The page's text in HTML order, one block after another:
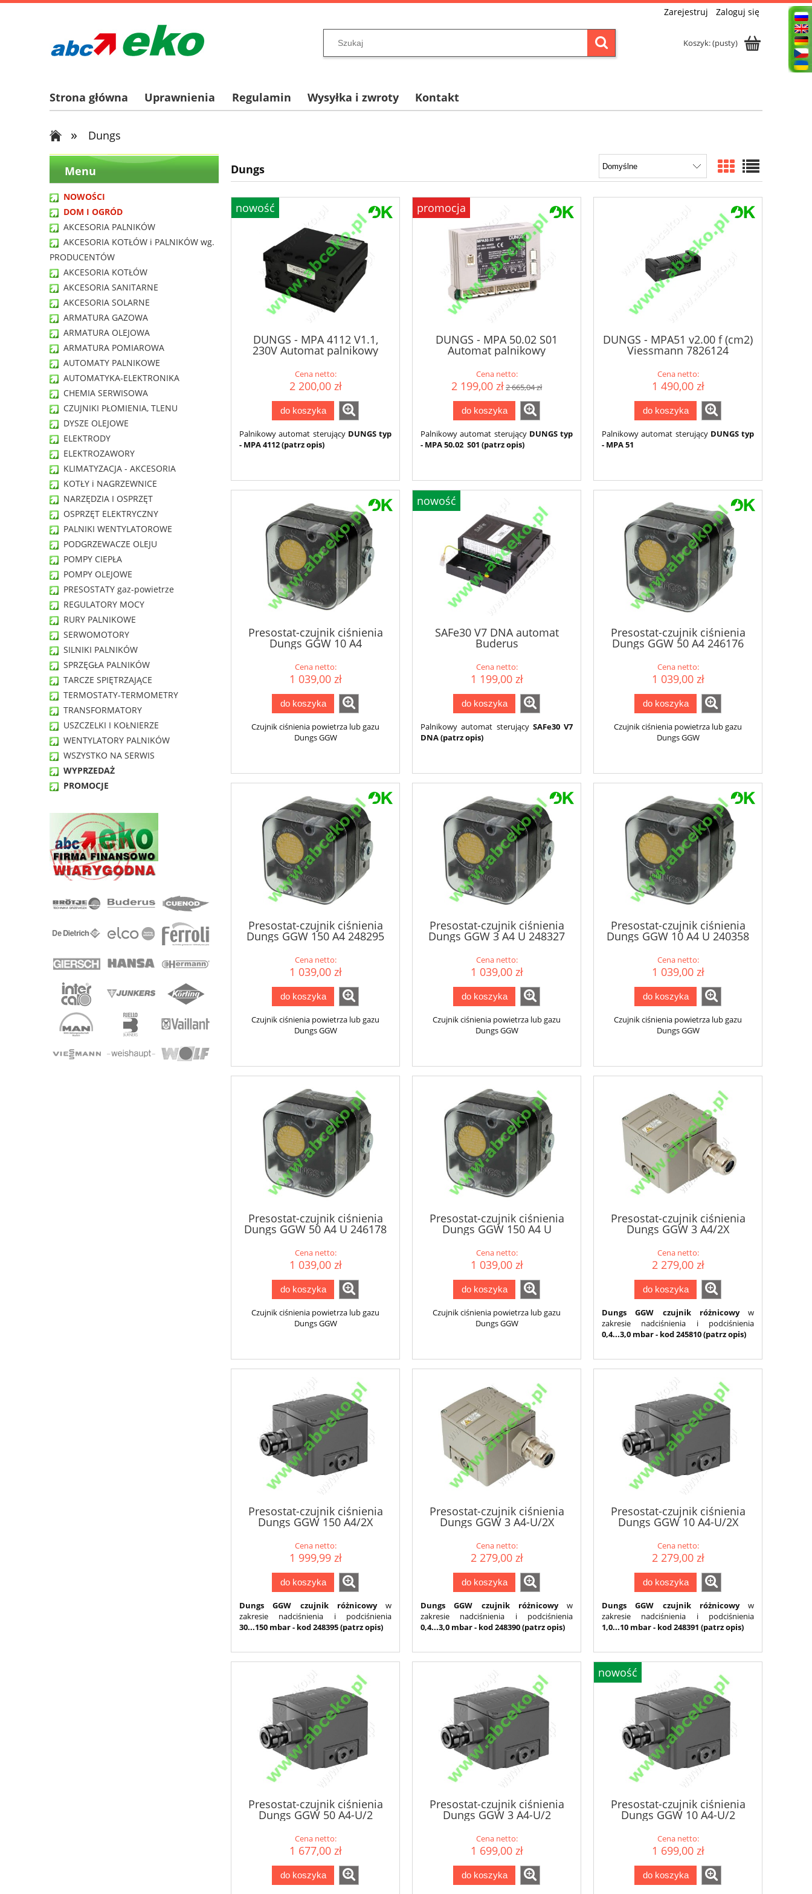
Zarejestruj Zaloguj się
Koszyk:(pusty)
Strona główna Uprawnienia Regulamin Wysyłka i zwroty Kontakt
» Dungs
Menu
NOWOŚCI
DOM I OGRÓD
AKCESORIA PALNIKÓW
AKCESORIA KOTŁÓW i PALNIKÓW wg.
PRODUCENTÓW
AKCESORIA KOTŁÓW
AKCESORIA SANITARNE
AKCESORIA SOLARNE
ARMATURA GAZOWA
ARMATURA OLEJOWA
ARMATURA POMIAROWA
AUTOMATY PALNIKOWE
AUTOMATYKA-ELEKTRONIKA
CHEMIA SERWISOWA
CZUJNIKI PŁOMIENIA, TLENU
DYSZE OLEJOWE
ELEKTRODY
ELEKTROZAWORY
KLIMATYZACJA - AKCESORIA
KOTŁY i NAGRZEWNICE
NARZĘDZIA I OSPRZĘT
OSPRZĘT ELEKTRYCZNY
PALNIKI WENTYLATOROWE
PODGRZEWACZE OLEJU
POMPY CIEPŁA
POMPY OLEJOWE
PRESOSTATY gaz-powietrze
REGULATORY MOCY
RURY PALNIKOWE
SERWOMOTORY
SILNIKI PALNIKÓW
SPRZĘGŁA PALNIKÓW
TARCZE SPIĘTRZAJĄCE
TERMOSTATY-TERMOMETRY
TRANSFORMATORY
USZCZELKI I KOŁNIERZE
WENTYLATORY PALNIKÓW
WSZYSTKO NA SERWIS
WYPRZEDAŻ
PROMOCJE
Dungs
DUNGS - MPA 4112 V1.1,
230V Automat palnikowy
Cena netto:
2 200,00 zł
do koszyka
Palnikowy automat sterujący DUNGS typ
- MPA 4112 (patrz opis)
nowość
DUNGS - MPA 50.02 S01
Automat palnikowy
Cena netto:
2 199,00 zł2 665,04 zł
do koszyka
Palnikowy automat sterujący DUNGS typ
- MPA 50.02 S01 (patrz opis)
promocja
DUNGS - MPA51 v2.00 f (cm2)
Viessmann 7826124
Cena netto:
1 490,00 zł
do koszyka
Palnikowy automat sterujący DUNGS typ
- MPA 51
Presostat-czujnik ciśnienia
Dungs GGW 10 A4
Cena netto:
1 039,00 zł
do koszyka
Czujnik ciśnienia powietrza lub gazu
Dungs GGW
SAFe30 V7 DNA automat
Buderus
Cena netto:
1 199,00 zł
do koszyka
Palnikowy automat sterujący SAFe30 V7
DNA(patrz opis)
nowość
Presostat-czujnik ciśnienia
Dungs GGW 50 A4 246176
Cena netto:
1 039,00 zł
do koszyka
Czujnik ciśnienia powietrza lub gazu
Dungs GGW
Presostat-czujnik ciśnienia
Dungs GGW 150 A4 248295
Cena netto:
1 039,00 zł
do koszyka
Czujnik ciśnienia powietrza lub gazu
Dungs GGW
Presostat-czujnik ciśnienia
Dungs GGW 3 A4 U 248327
Cena netto:
1 039,00 zł
do koszyka
Czujnik ciśnienia powietrza lub gazu
Dungs GGW
Presostat-czujnik ciśnienia
Dungs GGW 10 A4 U 240358
Cena netto:
1 039,00 zł
do koszyka
Czujnik ciśnienia powietrza lub gazu
Dungs GGW
Presostat-czujnik ciśnienia
Dungs GGW 50 A4 U 246178
Cena netto:
1 039,00 zł
do koszyka
Czujnik ciśnienia powietrza lub gazu
Dungs GGW
Presostat-czujnik ciśnienia
Dungs GGW 150 A4 U
Cena netto:
1 039,00 zł
do koszyka
Czujnik ciśnienia powietrza lub gazu
Dungs GGW
Presostat-czujnik ciśnienia
Dungs GGW 3 A4/2X
Cena netto:
2 279,00 zł
do koszyka
Dungs GGW czujnik różnicowyw
zakresie nadciśnienia i podciśnienia
0,4...3,0 mbar - kod 245810 (patrz opis)
Presostat-czujnik ciśnienia
Dungs GGW 150 A4/2X
Cena netto:
1 999,99 zł
do koszyka
Dungs GGW czujnik różnicowyw
zakresie nadciśnienia i podciśnienia
30...150 mbar - kod 248395 (patrz opis)
Presostat-czujnik ciśnienia
Dungs GGW 3 A4-U/2X
Cena netto:
2 279,00 zł
do koszyka
Dungs GGW czujnik różnicowyw
zakresie nadciśnienia i podciśnienia
0,4...3,0 mbar - kod 248390 (patrz opis)
Presostat-czujnik ciśnienia
Dungs GGW 10 A4-U/2X
Cena netto:
2 279,00 zł
do koszyka
Dungs GGW czujnik różnicowyw
zakresie nadciśnienia i podciśnienia
1,0...10 mbar - kod 248391 (patrz opis)
Presostat-czujnik ciśnienia
Dungs GGW 50 A4-U/2
Cena netto:
1 677,00 zł
do koszyka
Presostat-czujnik ciśnienia
Dungs GGW 3 A4-U/2
Cena netto:
1 699,00 zł
do koszyka
Presostat-czujnik ciśnienia
Dungs GGW 10 A4-U/2
Cena netto:
1 699,00 zł
do koszyka
nowość